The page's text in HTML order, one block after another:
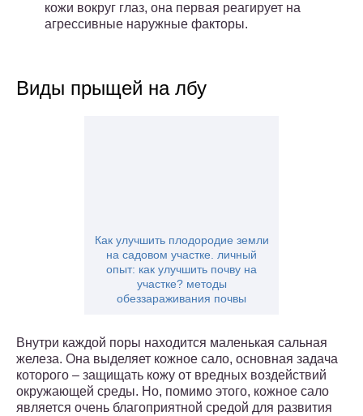
кожи вокруг глаз, она первая реагирует на
агрессивные наружные факторы.
Виды прыщей на лбу
Как улучшить плодородие земли
на садовом участке. личный
опыт: как улучшить почву на
участке? методы
обеззараживания почвы
Внутри каждой поры находится маленькая сальная
железа. Она выделяет кожное сало, основная задача
которого – защищать кожу от вредных воздействий
окружающей среды. Но, помимо этого, кожное сало
является очень благоприятной средой для развития